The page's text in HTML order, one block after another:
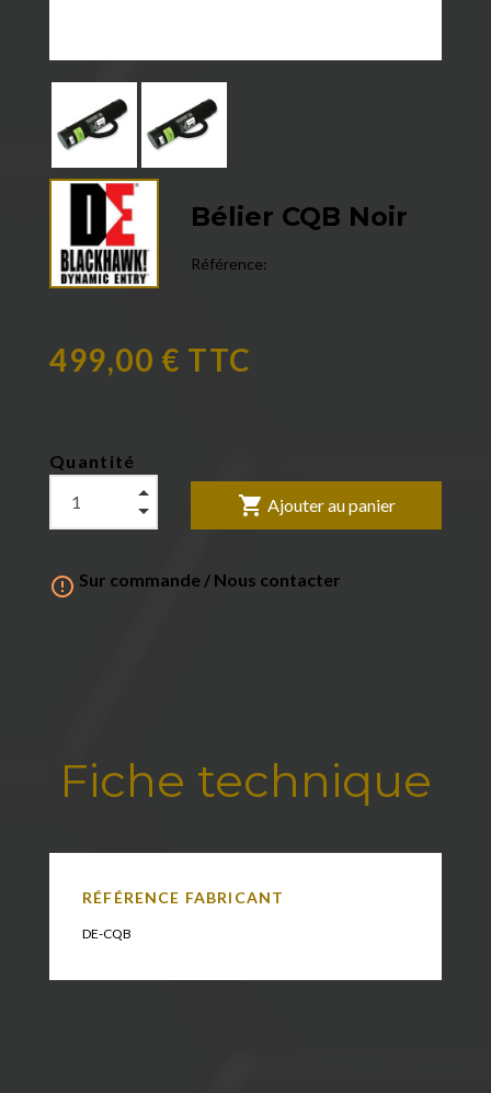
Bélier CQB Noir
Référence:
499,00 € TTC
Quantité
shopping_cart Ajouter au panier
 Sur commande / Nous contacter
Fiche technique
RÉFÉRENCE FABRICANT
DE-CQB